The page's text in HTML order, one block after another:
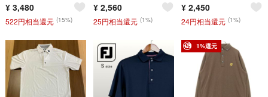
¥ 3,480
522円相当還元 (15%)
¥ 2,560
25円相当還元 (1%)
¥ 2,450
24円相当還元 (1%)
1%還元